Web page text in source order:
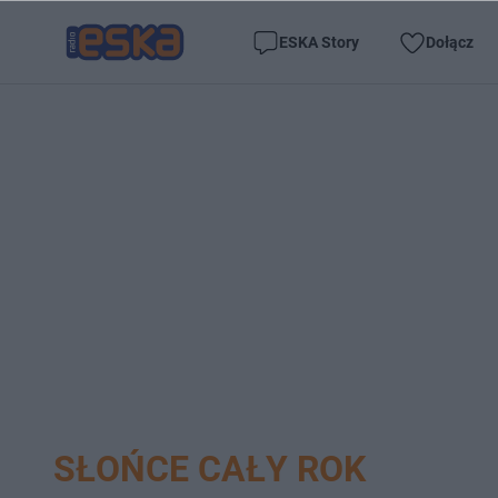
ESKA Story Dołącz
SŁOŃCE CAŁY ROK